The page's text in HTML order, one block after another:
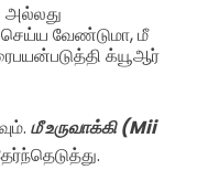
அல்லது
வேண்டுமா, மீ
க்யூஆர்
மீ உருவாக்கி (Mii